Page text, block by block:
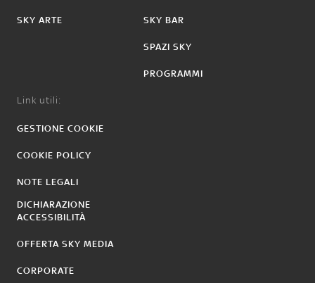
SKY ARTE SKY BAR
SPAZI SKY
PROGRAMMI
Link utili:
GESTIONE COOKIE
COOKIE POLICY
NOTE LEGALI
DICHIARAZIONE
ACCESSIBILITÀ
OFFERTA SKY MEDIA
CORPORATE